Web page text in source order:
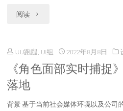
阅读 "「万
模
图」
UU跑腿, UI组 2022年8月8日
《角色面部实时捕捉
落地
背景 基于当前社会媒体环境以及公司